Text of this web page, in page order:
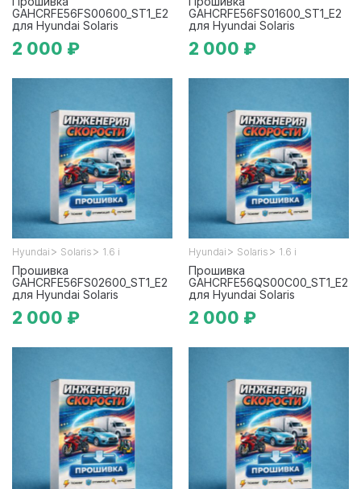
GAHCRFE56FS00600_ST1_E2
для Hyundai Solaris
2 000 ₽
GAHCRFE56FS01600_ST1_E2
для Hyundai Solaris
2 000 ₽
Hyundai > Solaris > 1.6 i
Прошивка
GAHCRFE56FS02600_ST1_E2
для Hyundai Solaris
2 000 ₽
Hyundai > Solaris > 1.6 i
Прошивка
GAHCRFE56QS00C00_ST1_E2
для Hyundai Solaris
2 000 ₽